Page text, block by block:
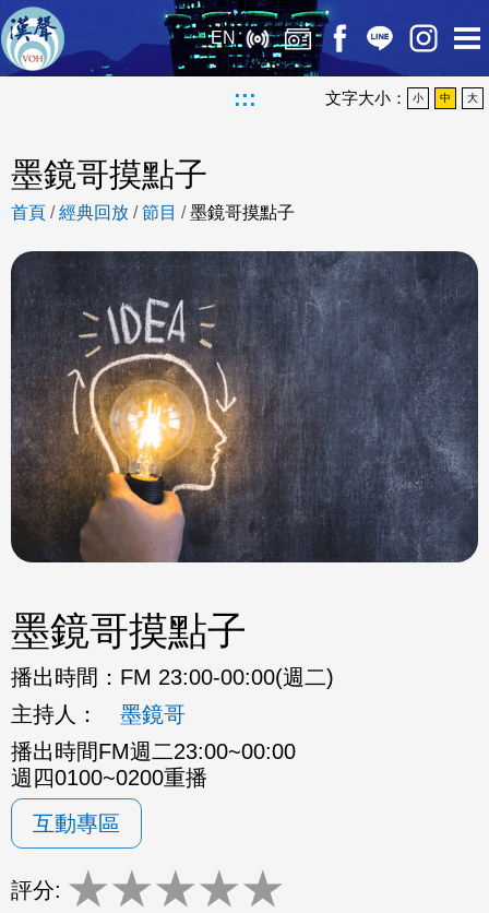
EN
::: 文字大小： 小 中 大
墨鏡哥摸點子
首頁 /經典回放 /節目 /墨鏡哥摸點子
墨鏡哥摸點子
播出時間： FM 23:00-00:00(週二)
主持人：
墨鏡哥
播出時間FM週二23:00~00:00
週四0100~0200重播
互動專區
評分: ★★★★★